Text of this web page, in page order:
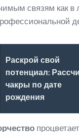
связям как в
Раскрой свой
потенциал:
чакры по дате
рождения